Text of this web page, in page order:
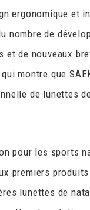
ergonomique et
nombre de
et de nouveaux
montre que
de lunettes
pour les sports
premiers
lunettes de